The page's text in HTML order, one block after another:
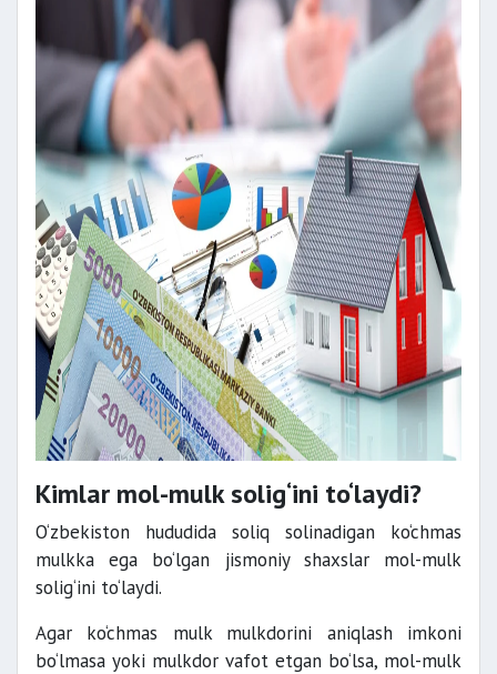
Kimlar mol-mulk solig‘ini to‘laydi?
O‘zbekiston hududida soliq solinadigan ko‘chmas
mulkka ega bo‘lgan jismoniy shaxslar mol-mulk
solig‘ini to‘laydi.
Agar ko‘chmas mulk mulkdorini aniqlash imkoni
bo‘lmasa yoki mulkdor vafot etgan bo‘lsa, mol-mulk